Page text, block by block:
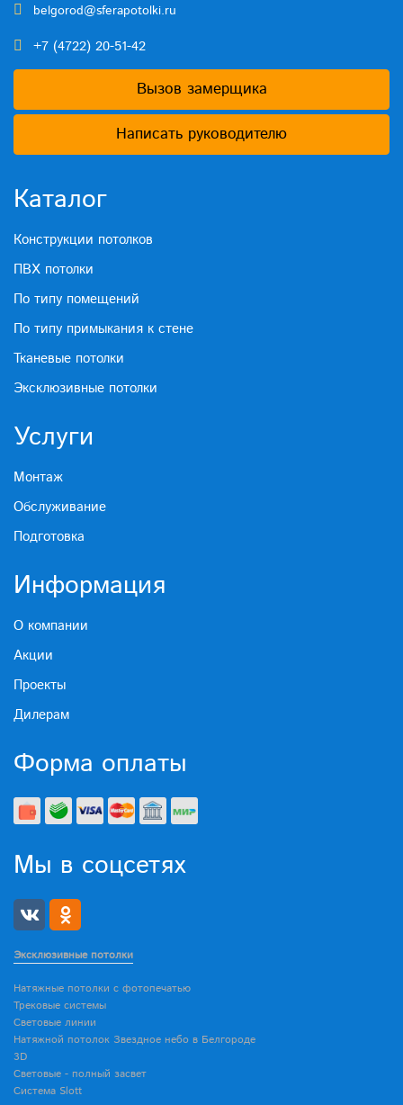
belgorod@sferapotolki.ru
+7 (4722) 20-51-42
Вызов замерщика
Написать руководителю
Каталог
Конструкции потолков
ПВХ потолки
По типу помещений
По типу примыкания к стене
Тканевые потолки
Эксклюзивные потолки
Услуги
Монтаж
Обслуживание
Подготовка
Информация
О компании
Акции
Проекты
Дилерам
Форма оплаты
Мы в соцсетях
Эксклюзивные потолки
Натяжные потолки с фотопечатью
Трековые системы
Световые линии
Натяжной потолок Звездное небо в Белгороде
3D
Световые - полный засвет
Система Slott